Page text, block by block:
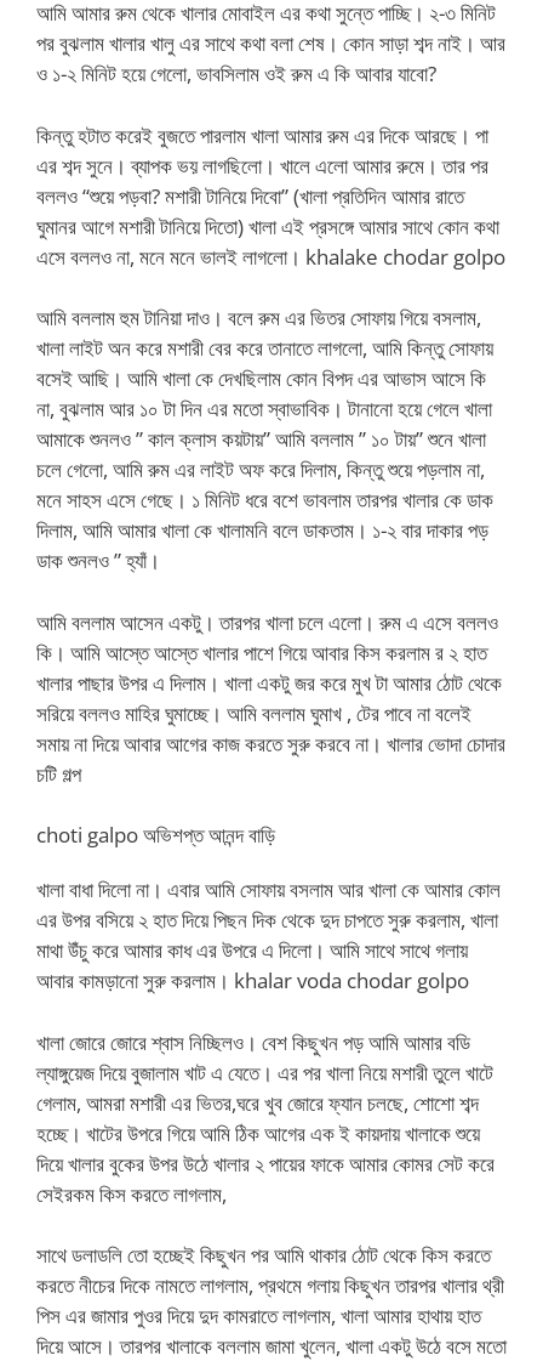
আমি আমার রুম থেকে খালার মোবাইল এর কথা সুন্তে পাচ্ছি। ২-৩ মিনিট
পর বুঝলাম খালার খালু এর সাথে কথা বলা শেষ। কোন সাড়া শব্দ নাই। আর
ও ১-২ মিনিট হয়ে গেলো, ভাবসিলাম ওই রুম এ কি আবার যাবো?
কিন্তু হটাত করেই বুজতে পারলাম খালা আমার রুম এর দিকে আরছে। পা
এর শব্দ সুনে। ব্যাপক ভয় লাগছিলো। খালে এলো আমার রুমে। তার পর
বললও “শুয়ে পড়বা? মশারী টানিয়ে দিবো” (খালা প্রতিদিন আমার রাতে
ঘুমানর আগে মশারী টানিয়ে দিতো) খালা এই প্রসঙ্গে আমার সাথে কোন কথা
এসে বললও না, মনে মনে ভালই লাগলো। khalake chodar golpo
আমি বললাম হুম টানিয়া দাও। বলে রুম এর ভিতর সোফায় গিয়ে বসলাম,
খালা লাইট অন করে মশারী বের করে তানাতে লাগলো, আমি কিন্তু সোফায়
বসেই আছি। আমি খালা কে দেখছিলাম কোন বিপদ এর আভাস আসে কি
না, বুঝলাম আর ১০ টা দিন এর মতো স্বাভাবিক। টানানো হয়ে গেলে খালা
আমাকে শুনলও ” কাল ক্লাস কয়টায়” আমি বললাম ” ১০ টায়” শুনে খালা
চলে গেলো, আমি রুম এর লাইট অফ করে দিলাম, কিন্তু শুয়ে পড়লাম না,
মনে সাহস এসে গেছে। ১ মিনিট ধরে বশে ভাবলাম তারপর খালার কে ডাক
দিলাম, আমি আমার খালা কে খালামনি বলে ডাকতাম। ১-২ বার দাকার পড়
ডাক শুনলও ” হ্যাঁ।
আমি বললাম আসেন একটু। তারপর খালা চলে এলো। রুম এ এসে বললও
কি। আমি আস্তে আস্তে খালার পাশে গিয়ে আবার কিস করলাম র ২ হাত
খালার পাছার উপর এ দিলাম। খালা একটু জর করে মুখ টা আমার ঠোট থেকে
সরিয়ে বললও মাহির ঘুমাচ্ছে। আমি বললাম ঘুমাখ , টের পাবে না বলেই
সমায় না দিয়ে আবার আগের কাজ করতে সুরু করবে না। খালার ভোদা চোদার
চটি গল্প
choti galpo অভিশপ্ত আনন্দ বাড়ি
খালা বাধা দিলো না। এবার আমি সোফায় বসলাম আর খালা কে আমার কোল
এর উপর বসিয়ে ২ হাত দিয়ে পিছন দিক থেকে দুদ চাপতে সুরু করলাম, খালা
মাথা উঁচু করে আমার কাধ এর উপরে এ দিলো। আমি সাথে সাথে গলায়
আবার কামড়ানো সুরু করলাম। khalar voda chodar golpo
খালা জোরে জোরে শ্বাস নিচ্ছিলও। বেশ কিছুখন পড় আমি আমার বডি
ল্যাঙ্গুয়েজ দিয়ে বুজালাম খাট এ যেতে। এর পর খালা নিয়ে মশারী তুলে খাটে
গেলাম, আমরা মশারী এর ভিতর,ঘরে খুব জোরে ফ্যান চলছে, শোশো শব্দ
হচ্ছে। খাটের উপরে গিয়ে আমি ঠিক আগের এক ই কায়দায় খালাকে শুয়ে
দিয়ে খালার বুকের উপর উঠে খালার ২ পায়ের ফাকে আমার কোমর সেট করে
সেইরকম কিস করতে লাগলাম,
সাথে ডলাডলি তো হচ্ছেই কিছুখন পর আমি থাকার ঠোট থেকে কিস করতে
করতে নীচের দিকে নামতে লাগলাম, প্রথমে গলায় কিছুখন তারপর খালার থ্রী
পিস এর জামার পুওর দিয়ে দুদ কামরাতে লাগলাম, খালা আমার হাথায় হাত
দিয়ে আসে। তারপর খালাকে বললাম জামা খুলেন, খালা একটু উঠে বসে মতো